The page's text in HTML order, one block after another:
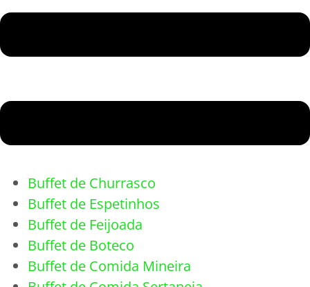
Buffet de Churrasco
Buffet de Espetinhos
Buffet de Feijoada
Buffet de Boteco
Buffet de Comida Mineira